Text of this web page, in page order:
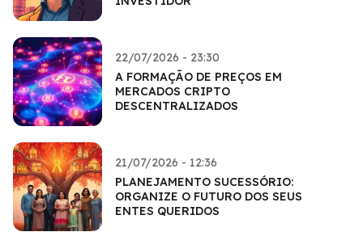
22/07/2026 - 23:30
A FORMAÇÃO DE PREÇOS EM
MERCADOS CRIPTO
DESCENTRALIZADOS
21/07/2026 - 12:36
PLANEJAMENTO SUCESSÓRIO:
ORGANIZE O FUTURO DOS SEUS
ENTES QUERIDOS